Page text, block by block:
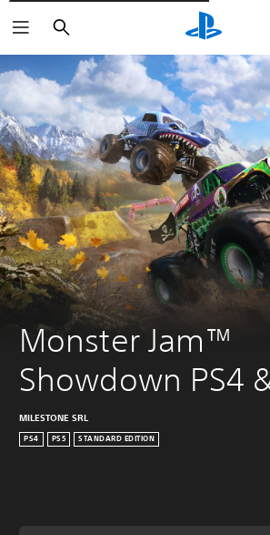
Cerca
Monster Jam™
Showdown PS4
MILESTONE SRL
PS4 PS5 STANDARD EDITION